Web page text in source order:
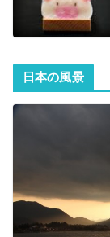
日本の風景